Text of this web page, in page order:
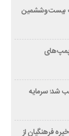
بیست‌و‌ششمین
شد؛ سرمایه
فرهنگیان از